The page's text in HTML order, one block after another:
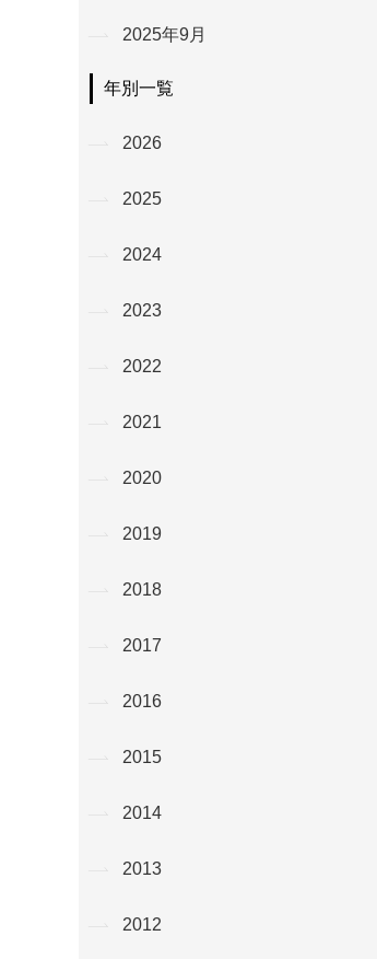
2025年9月
年別一覧
2026
2025
2024
2023
2022
2021
2020
2019
2018
2017
2016
2015
2014
2013
2012